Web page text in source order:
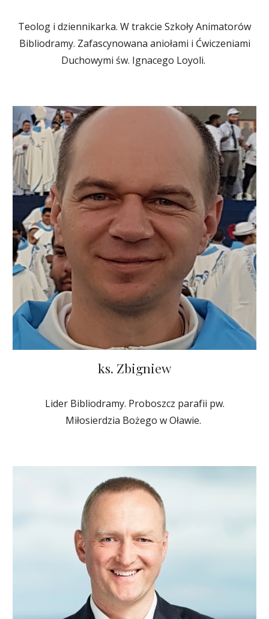
Teolog i dziennikarka. W trakcie Szkoły Animatorów
Bibliodramy. Zafascynowana aniołami i Ćwiczeniami
Duchowymi św. Ignacego Loyoli.
ks. Zbigniew
Lider Bibliodramy. Proboszcz parafii pw.
Miłosierdzia Bożego w Oławie.